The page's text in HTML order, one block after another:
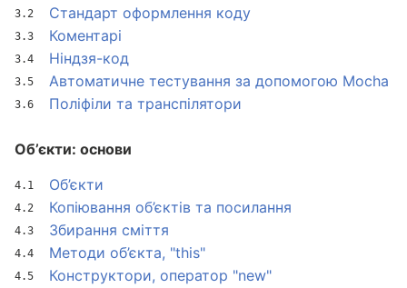
Стандарт оформлення коду
Коментарі
Ніндзя-код
Автоматичне тестування за допомогою Mocha
Поліфіли та транспілятори
Об’єкти: основи
Об’єкти
Копіювання об’єктів та посилання
Збирання сміття
Методи об’єкта, "this"
Конструктори, оператор "new"